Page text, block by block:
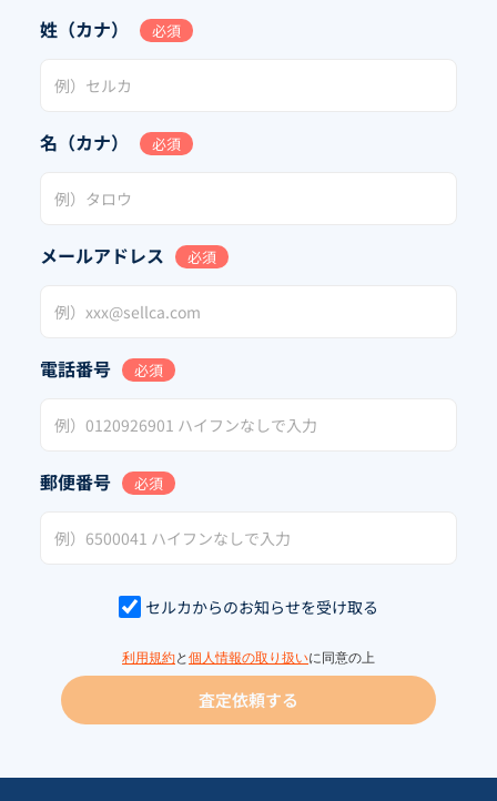
姓（カナ） 必須
名（カナ） 必須
メールアドレス 必須
電話番号 必須
郵便番号 必須
セルカからのお知らせを受け取る
利用規約と 個人情報の取り扱いに同意の上
査定依頼する